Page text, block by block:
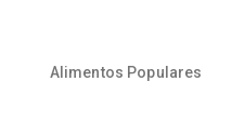
Alimentos Populares